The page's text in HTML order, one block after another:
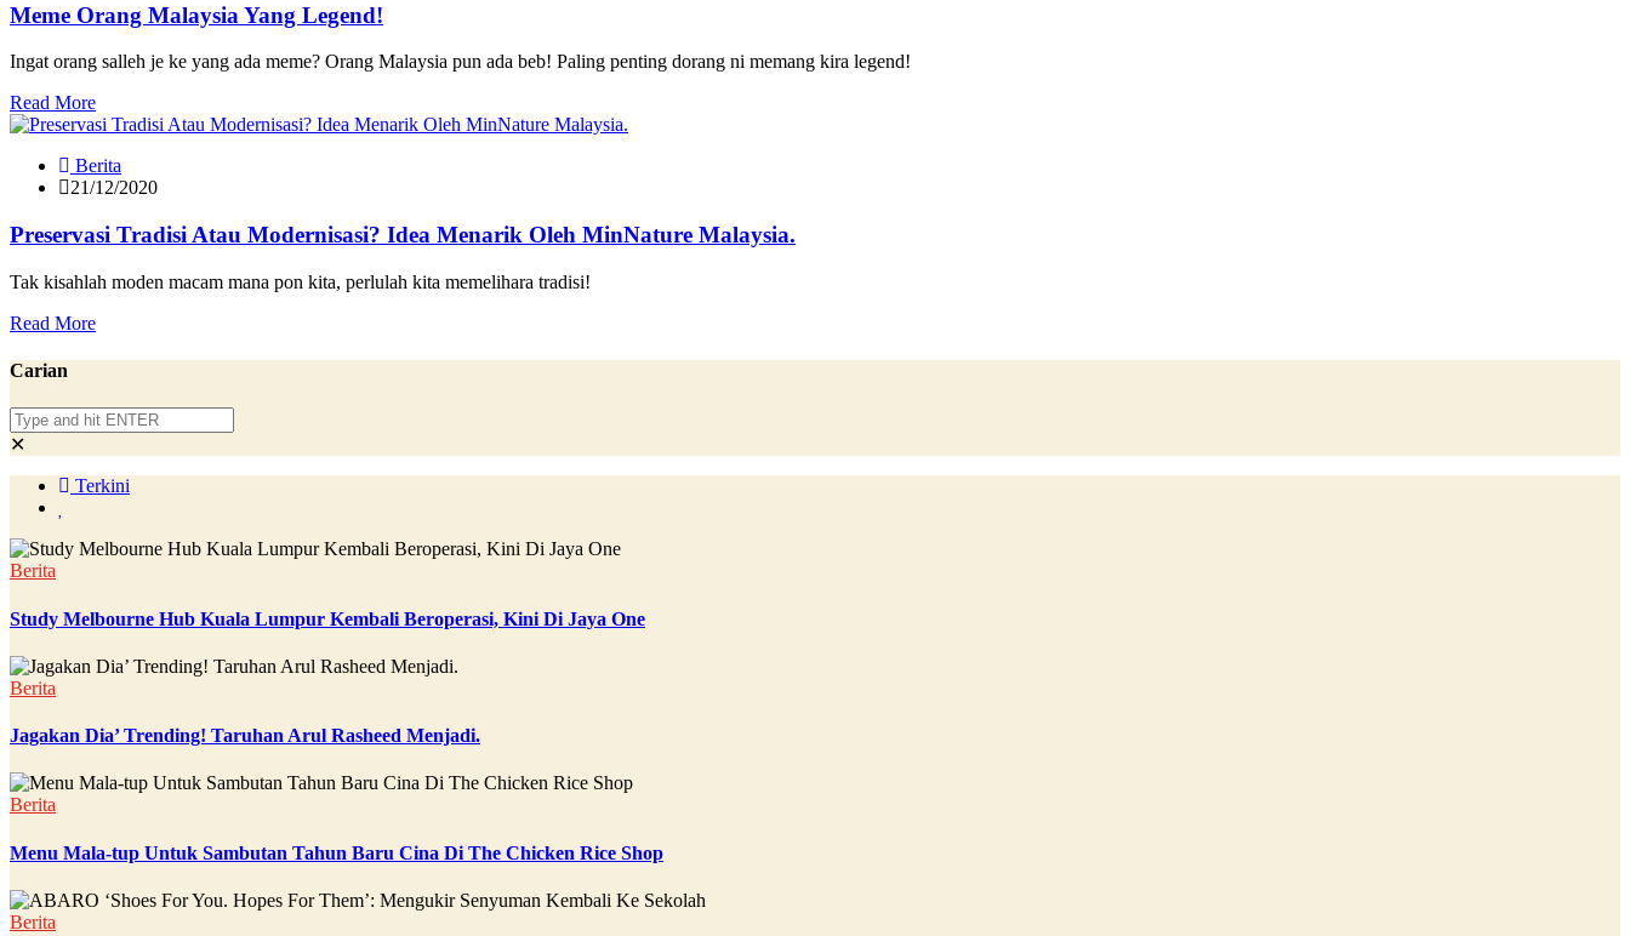
Meme Orang Malaysia Yang Legend!
Ingat orang salleh je ke yang ada meme? Orang Malaysia pun ada beb! Paling penting dorang ni memang kira legend!
Read More
Berita
21/12/2020
Preservasi Tradisi Atau Modernisasi? Idea Menarik Oleh MinNature Malaysia.
Tak kisahlah moden macam mana pon kita, perlulah kita memelihara tradisi!
Read More
Carian
✕
Terkini
Berita
Study Melbourne Hub Kuala Lumpur Kembali Beroperasi, Kini Di Jaya One
Berita
Jagakan Dia’ Trending! Taruhan Arul Rasheed Menjadi.
Berita
Menu Mala-tup Untuk Sambutan Tahun Baru Cina Di The Chicken Rice Shop
Berita